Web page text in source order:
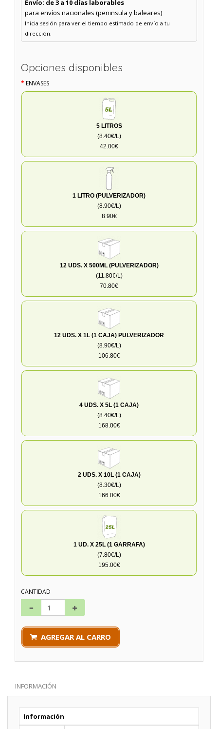
Envío: de 3 a 10 días laborables
para envíos nacionales (peninsula y baleares)
Inicia sesión para ver el tiempo estimado de envío a tu
dirección.
Opciones disponibles
ENVASES
5 LITROS
(8.40€/L)
42.00€
1 LITRO (PULVERIZADOR)
(8.90€/L)
8.90€
12 UDS. X 500ML (PULVERIZADOR)
(11.80€/L)
70.80€
12 UDS. X 1L (1 CAJA) PULVERIZADOR
(8.90€/L)
106.80€
4 UDS. X 5L (1 CAJA)
(8.40€/L)
168.00€
2 UDS. X 10L (1 CAJA)
(8.30€/L)
166.00€
1 UD. X 25L (1 GARRAFA)
(7.80€/L)
195.00€
CANTIDAD
AGREGAR AL CARRO
INFORMACIÓN
Información